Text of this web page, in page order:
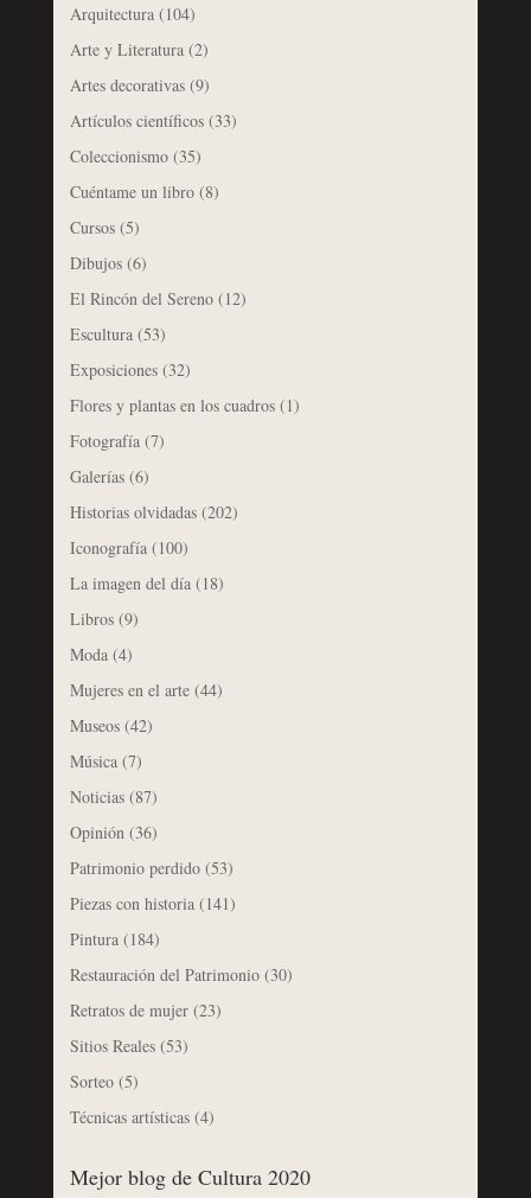
Arquitectura(104)
Arte y Literatura(2)
Artes decorativas(9)
Artículos científicos(33)
Coleccionismo(35)
Cuéntame un libro(8)
Cursos(5)
Dibujos(6)
El Rincón del Sereno(12)
Escultura(53)
Exposiciones(32)
Flores y plantas en los cuadros(1)
Fotografía(7)
Galerías(6)
Historias olvidadas(202)
Iconografía(100)
La imagen del día(18)
Libros(9)
Moda(4)
Mujeres en el arte(44)
Museos(42)
Música(7)
Noticias(87)
Opinión (36)
Patrimonio perdido(53)
Piezas con historia(141)
Pintura(184)
Restauración del Patrimonio(30)
Retratos de mujer(23)
Sitios Reales(53)
Sorteo(5)
Técnicas artísticas(4)
Mejor blog de Cultura 2020